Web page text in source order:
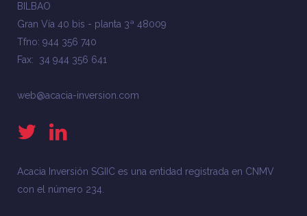
BILBAO
Gran Vía 40 bis - planta 3ª 48009
Tfno: 944 356 740
Fax: 34 944 356 641
web@acacia-inversion.com
Acacia Inversión SGIIC es una entidad registrada en CNMV
con el número 234.